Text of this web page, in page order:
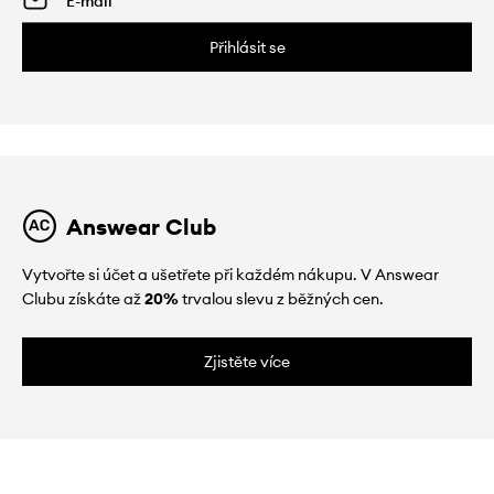
Přihlásit se
Answear Club
Vytvořte si účet a ušetřete při každém nákupu. V Answear
Clubu získáte až20%trvalou slevu z běžných cen.
Zjistěte více